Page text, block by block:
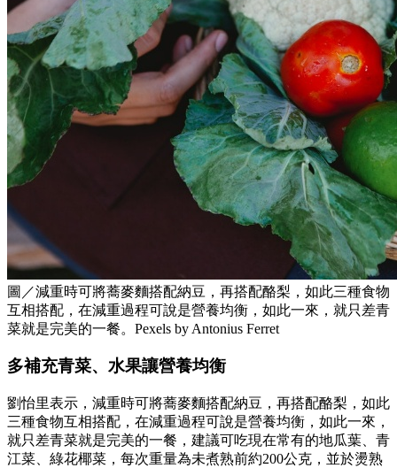
圖／減重時可將蕎麥麵搭配納豆，再搭配酪梨，如此三種食物
互相搭配，在減重過程可說是營養均衡，如此一來，就只差青
菜就是完美的一餐。Pexels by Antonius Ferret
多補充青菜、水果讓營養均衡
劉怡里表示，減重時可將蕎麥麵搭配納豆，再搭配酪梨，如此
三種食物互相搭配，在減重過程可說是營養均衡，如此一來，
就只差青菜就是完美的一餐，建議可吃現在常有的地瓜葉、青
江菜、綠花椰菜，每次重量為未煮熟前約200公克，並於燙熟